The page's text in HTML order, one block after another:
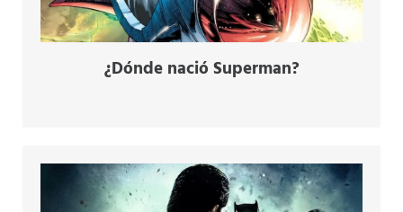
¿Dónde nació Superman?